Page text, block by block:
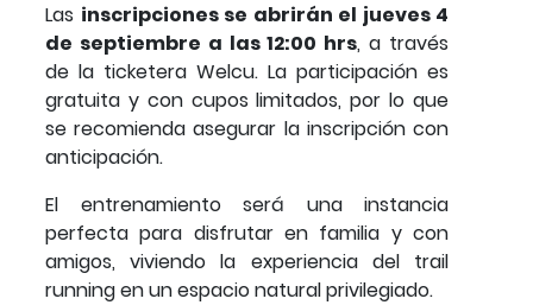
Las inscripciones se abrirán el jueves 4
de septiembre a las 12:00 hrs, a través
de la ticketera Welcu. La participación es
gratuita y con cupos limitados, por lo que
se recomienda asegurar la inscripción con
anticipación.
El entrenamiento será una instancia
perfecta para disfrutar en familia y con
amigos, viviendo la experiencia del trail
running en un espacio natural privilegiado.